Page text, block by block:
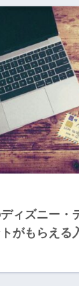
ィズニー・
がもらえる